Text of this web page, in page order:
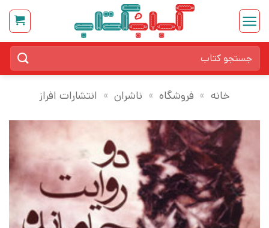
Skip
content
برای:
خانه » فروشگاه » ناشران » انتشارات افراز